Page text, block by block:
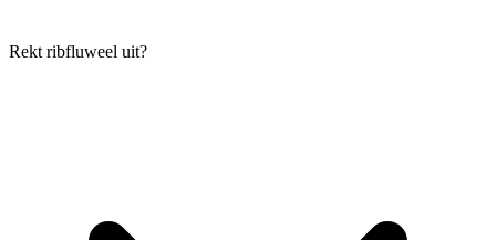
Rekt ribfluweel uit?